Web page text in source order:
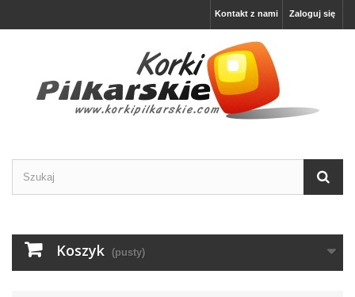
Zaloguj się
Kontakt z nami
Koszyk (pusty)